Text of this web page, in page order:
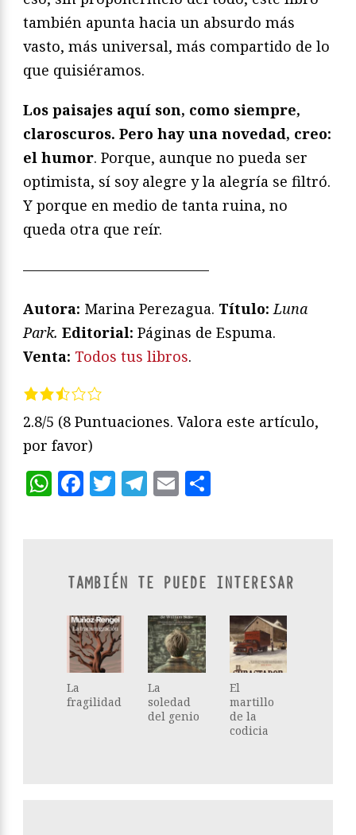
también apunta hacia un absurdo más
vasto, más universal, más compartido de lo
que quisiéramos.
Los paisajes aquí son, como siempre,
claroscuros. Pero hay una novedad, creo:
el humor. Porque, aunque no pueda ser
optimista, sí soy alegre y la alegría se filtró.
Y porque en medio de tanta ruina, no
queda otra que reír.
—————————————
Autora: Marina Perezagua. Título:Luna
Park. Editorial: Páginas de Espuma.
Venta: Todos tus libros.
2.8/5 (8 Puntuaciones. Valora este artículo,
por favor)
WhatsApp
Facebook
Twitter
Telegram
Email
TAMBIÉN TE PUEDE INTERESAR
La
fragilidad
La
soledad
del genio
El
martillo
de la
codicia